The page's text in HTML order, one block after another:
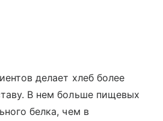
делает хлеб более
В нем больше пищевых
белка, чем в